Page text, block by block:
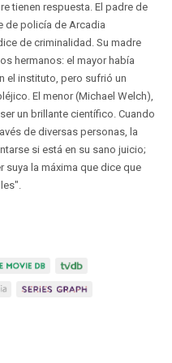
tienen respuesta. El padre de
de policía de Arcadia
de criminalidad. Su madre
hermanos: el mayor había
el instituto, pero sufrió un
El menor (Michael Welch),
un brillante científico. Cuando
de diversas personas, la
si está en su sano juicio;
suya la máxima que dice que